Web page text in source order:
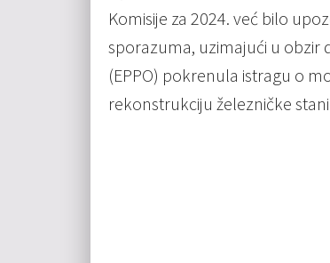
Komisije za 2024. već bilo
sporazuma, uzimajući u obzir
(EPPO) pokrenula istragu o
rekonstrukciju železničke